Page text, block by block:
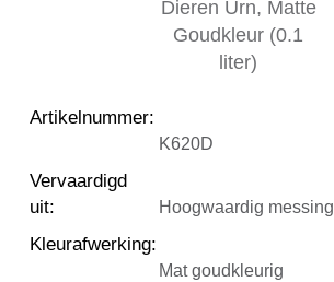
Artikelnummer:
K620D
Vervaardigd
uit: Hoogwaardig messing
Kleurafwerking:
Mat goudkleurig